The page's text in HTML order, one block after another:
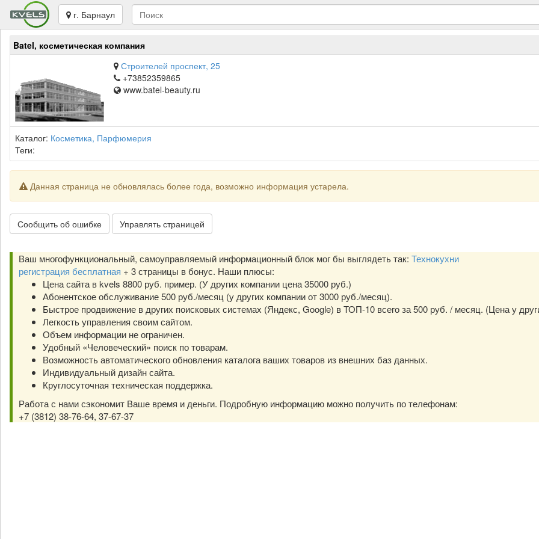
г. Барнаул
Batel, косметическая компания
Строителей проспект, 25
+73852359865
www.batel-beauty.ru
Каталог: Косметика, Парфюмерия
Теги:
Данная страница не обновлялась более года, возможно информация устарела.
Сообщить об ошибке Управлять страницей
Ваш многофункциональный, самоуправляемый информационный блок мог бы выглядеть так: Технокухни
регистрация бесплатная + 3 страницы в бонус. Наши плюсы:
Цена сайта в kvels 8800 руб. пример. (У других компании цена 35000 руб.)
Абонентское обслуживание 500 руб./месяц (у других компании от 3000 руб./месяц).
Быстрое продвижение в других поисковых системах (Яндекс, Google) в ТОП-10 всего за 500 руб. / месяц. (Цена у
Легкость управления своим сайтом.
Объем информации не ограничен.
Удобный «Человеческий» поиск по товарам.
Возможность автоматического обновления каталога ваших товаров из внешних баз данных.
Индивидуальный дизайн сайта.
Круглосуточная техническая поддержка.
Работа с нами сэкономит Ваше время и деньги. Подробную информацию можно получить по телефонам:
+7 (3812) 38-76-64, 37-67-37